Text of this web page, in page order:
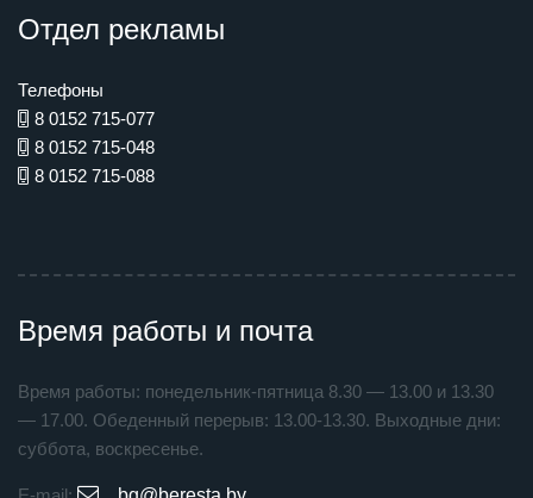
Отдел рекламы
Телефоны
8 0152 715-077
8 0152 715-048
8 0152 715-088
Время работы и почта
Время работы: понедельник-пятница 8.30 — 13.00 и 13.30
— 17.00. Обеденный перерыв: 13.00-13.30. Выходные дни:
суббота, воскресенье.